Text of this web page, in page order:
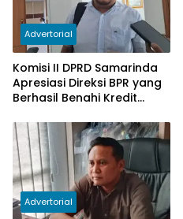
Advertorial
Komisi II DPRD Samarinda
Apresiasi Direksi BPR yang
Berhasil Benahi Kredit
Advertorial